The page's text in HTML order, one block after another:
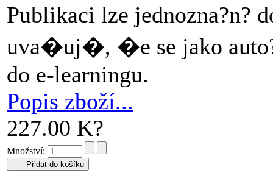
Publikaci lze
uva�uj�, �e se jako
do e-learningu.
Popis zboží...
227.00 K?
Množství: